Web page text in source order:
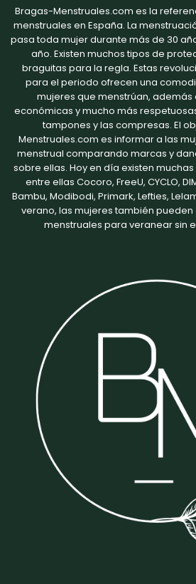
Bragas-Menstruales.com es la
menstruales en España. La
pasa toda mujer durante más de 30
año. Existen muchos tipos de
braguitas para la regla. Estas
para el periodo ofrecen una
mujeres que menstrúan,
económicas y mucho más
tampones y las compresas. El
Menstruales.com es informar a las
menstrual comparando marcas y
sobre ellas. Hoy en día existen
entre ellas Cocoro, FreeU, CYCLO,
Bambu, Modibodi, Primark, Lefties,
verano, las mujeres también
menstruales para veranear sin